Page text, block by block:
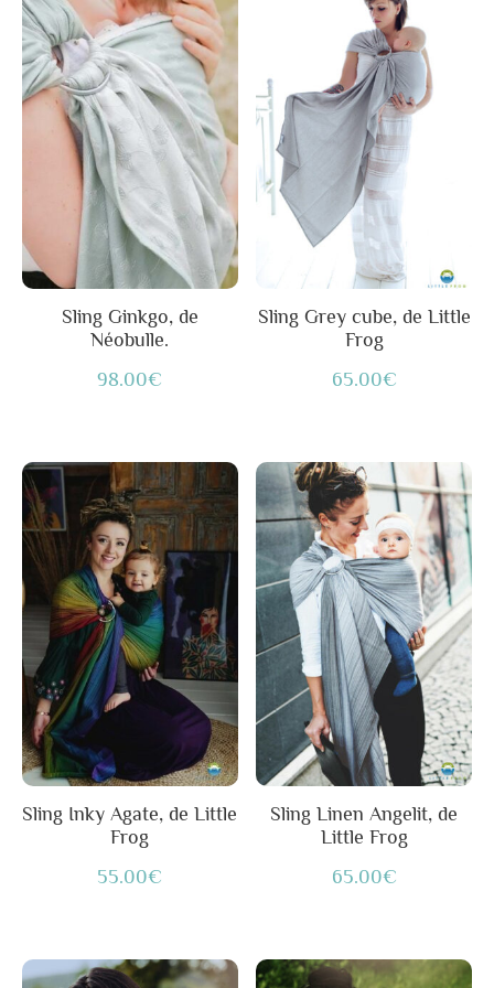
produit
a
plusieurs
variations.
options
peuvent
être
choisies
Sling Ginkgo, de
Néobulle.
98.00€
plusieurs
variations.
Les
options
peuvent
sur
Sling Grey cube, de Little
Frog
65.00€
Sling Inky Agate, de Little
Frog
55.00€
Sling Linen Angelit, de
Little Frog
65.00€
Ce
Ce
Plage